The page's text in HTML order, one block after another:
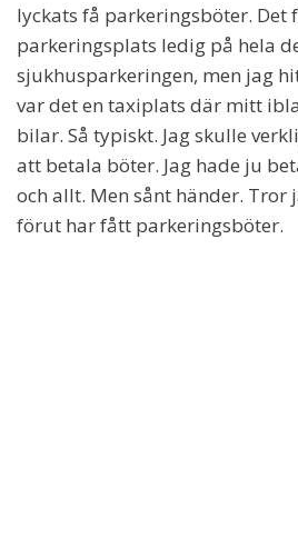
lyckats få parkeringsböter. Det
parkeringsplats ledig på hela
sjukhusparkeringen, men jag
var det en taxiplats där mitt
bilar. Så typiskt. Jag skulle
att betala böter. Jag hade ju
och allt. Men sånt händer. Tror
förut har fått parkeringsböter.